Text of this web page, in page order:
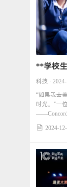
**学校
科技 ·
“如果我去
时光。”一
 2024-